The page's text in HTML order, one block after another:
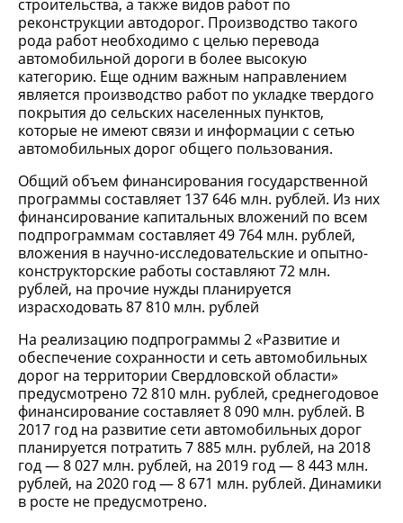
строительства, а также видов работ по
реконструкции автодорог. Производство такого
рода работ необходимо с целью перевода
автомобильной дороги в более высокую
категорию. Еще одним важным направлением
является производство работ по укладке твердого
покрытия до сельских населенных пунктов,
которые не имеют связи и информации с сетью
автомобильных дорог общего пользования.
Общий объем финансирования государственной
программы составляет 137 646 млн. рублей. Из них
финансирование капитальных вложений по всем
подпрограммам составляет 49 764 млн. рублей,
вложения в научно-исследовательские и опытно-
конструкторские работы составляют 72 млн.
рублей, на прочие нужды планируется
израсходовать 87 810 млн. рублей
На реализацию подпрограммы 2 «Развитие и
обеспечение сохранности и сеть автомобильных
дорог на территории Свердловской области»
предусмотрено 72 810 млн. рублей, среднегодовое
финансирование составляет 8 090 млн. рублей. В
2017 год на развитие сети автомобильных дорог
планируется потратить 7 885 млн. рублей, на 2018
год — 8 027 млн. рублей, на 2019 год — 8 443 млн.
рублей, на 2020 год — 8 671 млн. рублей. Динамики
в росте не предусмотрено.